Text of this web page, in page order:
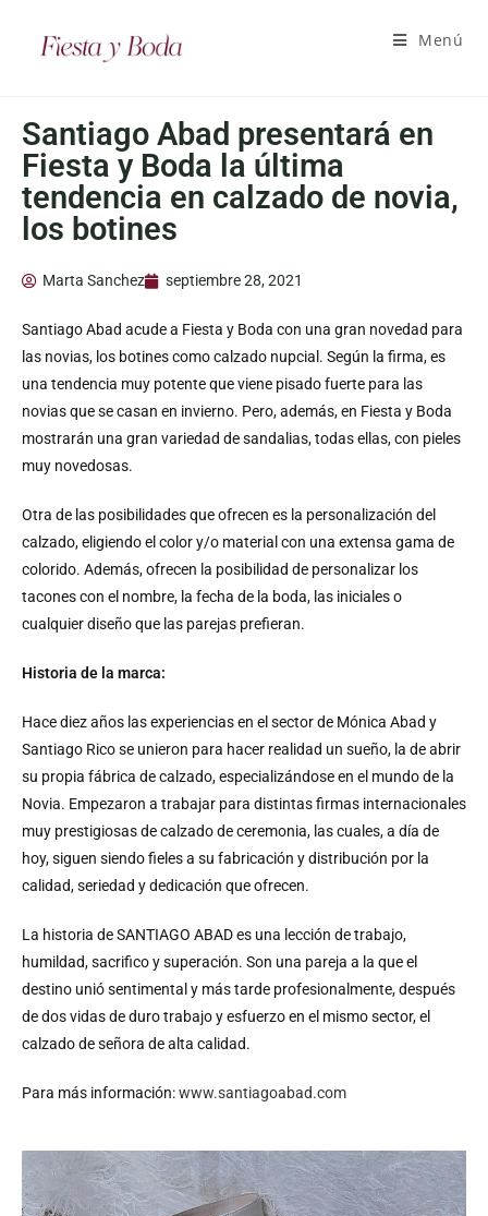
Menú
Santiago Abad presentará en
Fiesta y Boda la última
tendencia en calzado de novia,
los botines
Marta Sanchez septiembre 28, 2021
Santiago Abad acude a Fiesta y Boda con una gran novedad para
las novias, los botines como calzado nupcial. Según la firma, es
una tendencia muy potente que viene pisado fuerte para las
novias que se casan en invierno. Pero, además, en Fiesta y Boda
mostrarán una gran variedad de sandalias, todas ellas, con pieles
muy novedosas.
Otra de las posibilidades que ofrecen es la personalización del
calzado, eligiendo el color y/o material con una extensa gama de
colorido. Además, ofrecen la posibilidad de personalizar los
tacones con el nombre, la fecha de la boda, las iniciales o
cualquier diseño que las parejas prefieran.
Historia de la marca:
Hace diez años las experiencias en el sector de Mónica Abad y
Santiago Rico se unieron para hacer realidad un sueño, la de abrir
su propia fábrica de calzado, especializándose en el mundo de la
Novia. Empezaron a trabajar para distintas firmas internacionales
muy prestigiosas de calzado de ceremonia, las cuales, a día de
hoy, siguen siendo fieles a su fabricación y distribución por la
calidad, seriedad y dedicación que ofrecen.
La historia de SANTIAGO ABAD es una lección de trabajo,
humildad, sacrifico y superación. Son una pareja a la que el
destino unió sentimental y más tarde profesionalmente, después
de dos vidas de duro trabajo y esfuerzo en el mismo sector, el
calzado de señora de alta calidad.
Para más información:www.santiagoabad.com